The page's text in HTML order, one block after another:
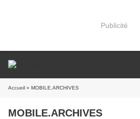
Publicité
Accueil » MOBILE.ARCHIVES
MOBILE.ARCHIVES